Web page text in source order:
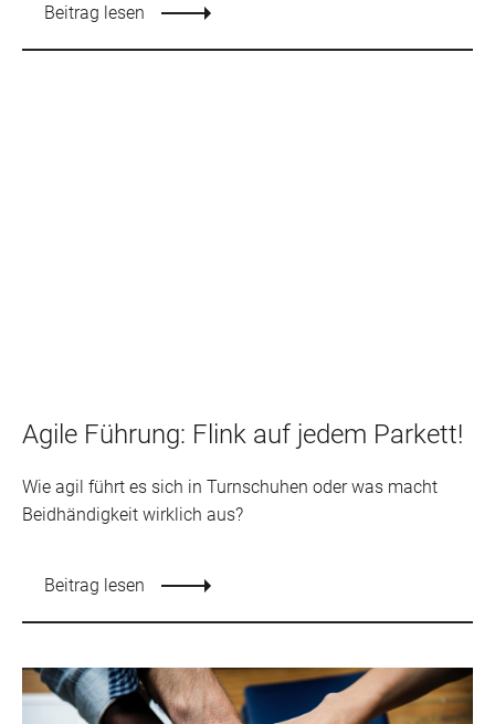
Beitrag lesen
Agile Führung: Flink auf jedem Parkett!
Wie agil führt es sich in Turnschuhen oder was macht
Beidhändigkeit wirklich aus?
Beitrag lesen